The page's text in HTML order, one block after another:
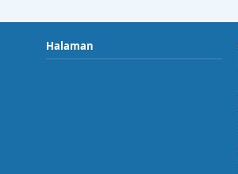
Halaman